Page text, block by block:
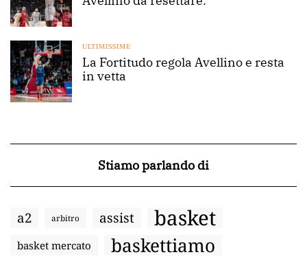
ULTIMISSIME
La Fortitudo regola Avellino e resta
in vetta
Stiamo parlando di
a2 arbitro assist basket
basket mercato baskettiamo